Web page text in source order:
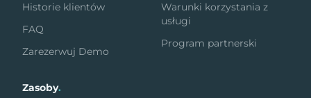
Historie klientów
FAQ
Zarezerwuj Demo
Warunki korzystania z
usługi
Program partnerski
Zasoby.